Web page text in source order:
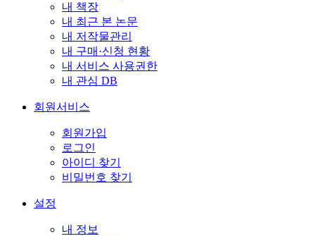
내 책장
내 최근 본 논문
내 저작물관리
내 구매·신청 현황
내 서비스 사용권한
내 관심 DB
회원서비스
회원가입
로그인
아이디 찾기
비밀번호 찾기
설정
내 정보